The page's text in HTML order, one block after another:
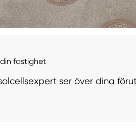
fastighet
ser över dina